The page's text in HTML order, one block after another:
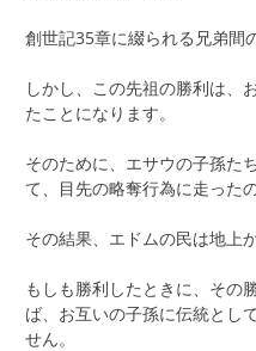
創世記35章に綴られる兄弟間
しかし、この先祖の勝利は、
たことになります。
そのために、エサウの子孫た
て、目先の略奪行為に走った
その結果、エドムの民は地上
もしも勝利したときに、その
ば、お互いの子孫に伝統とし
せん。